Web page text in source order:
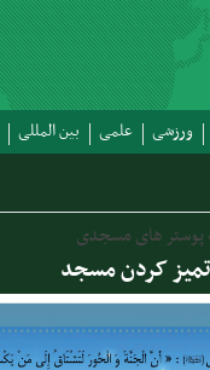
ورزشی علمی بین المللی
های مسجدی
کردن مسجد